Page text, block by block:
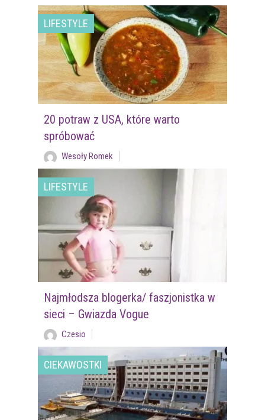
LIFESTYLE
20 potraw z USA, które warto
spróbować
Wesoły Romek
LIFESTYLE
Najmłodsza blogerka/ faszjonistka w
sieci – Gwiazda Vogue
Czesio
CIEKAWOSTKI